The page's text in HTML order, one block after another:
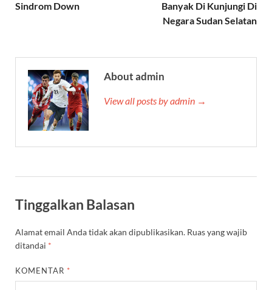
Sindrom Down
Banyak Di Kunjungi Di
Negara Sudan Selatan
About admin
View all posts by admin →
Tinggalkan Balasan
Alamat email Anda tidak akan dipublikasikan. Ruas yang wajib
ditandai *
KOMENTAR *